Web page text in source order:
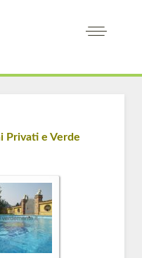
Privati e Verde